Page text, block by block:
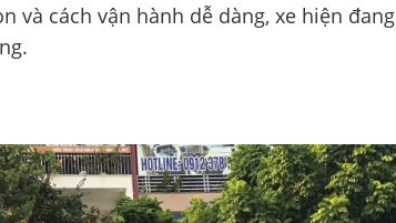
và cách vận hành dễ dàng, xe hiện đang